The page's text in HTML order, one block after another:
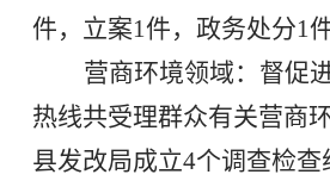
件，立案1件，政务处分1
营商环境领域： 督促
热线共受理群众有关营商
县发改局成立4个调查检查